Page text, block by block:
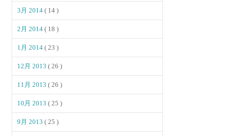
3月 2014( 14 )
2月 2014( 18 )
1月 2014( 23 )
12月 2013( 26 )
11月 2013( 26 )
10月 2013( 25 )
9月 2013( 25 )